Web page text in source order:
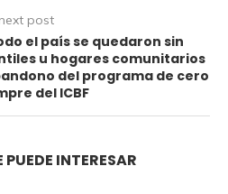
next post
el país se quedaron sin
u hogares comunitarios
del programa de cero
del ICBF
INTERESAR